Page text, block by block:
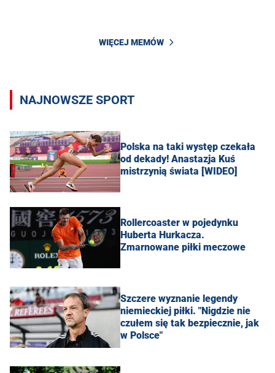
WIĘCEJ MEMÓW
NAJNOWSZE SPORT
Polska na taki występ czekała
od dekady! Anastazja Kuś
mistrzynią świata [WIDEO]
Rollercoaster w pojedynku
Huberta Hurkacza.
Zmarnowane piłki meczowe
Szczere wyznanie legendy
niemieckiej piłki. "Nigdzie nie
czułem się tak bezpiecznie, jak
w Polsce"